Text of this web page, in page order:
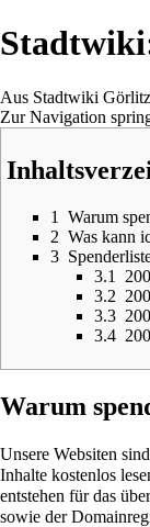
Aus Stadtwiki Görlitz
Zur Navigation
1
Warum
2 Was kann
3
3.1
3.2
3.3
3.4
Warum
Unsere Websiten
Inhalte kostenlos
entstehen für das
sowie der